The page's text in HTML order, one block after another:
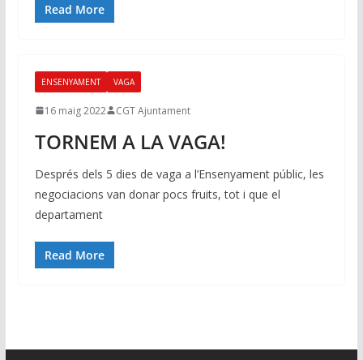
Read More
ENSENYAMENT VAGA
16 maig 2022 CGT Ajuntament
TORNEM A LA VAGA!
Després dels 5 dies de vaga a l’Ensenyament públic, les
negociacions van donar pocs fruits, tot i que el
departament
Read More